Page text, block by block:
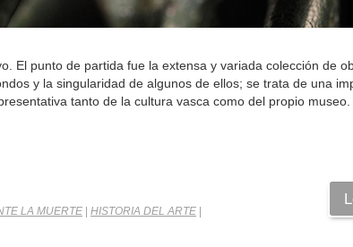
El punto de partida fue la extensa y variada colección de
y la singularidad de algunos de ellos; se trata de una
tanto de la cultura vasca como del propio museo.
LA MUERTE HISTORIA DEL ARTE